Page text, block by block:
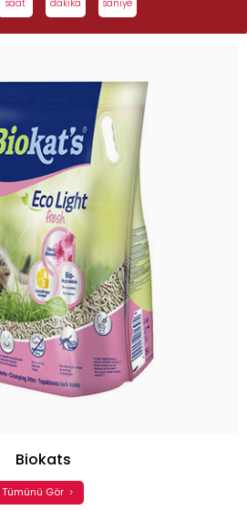
saat dakika saniye
Biokats
Tümünü Gör